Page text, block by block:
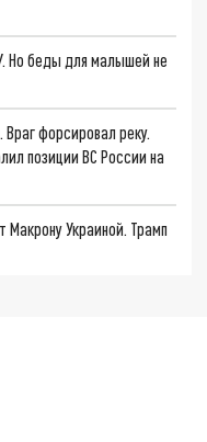
Но беды для малышей не
форсировал реку.
позиции ВС России на
Макрону Украиной. Трамп